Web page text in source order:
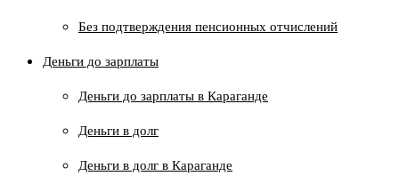
Без подтверждения пенсионных отчислений
Деньги до зарплаты
Деньги до зарплаты в Караганде
Деньги в долг
Деньги в долг в Караганде